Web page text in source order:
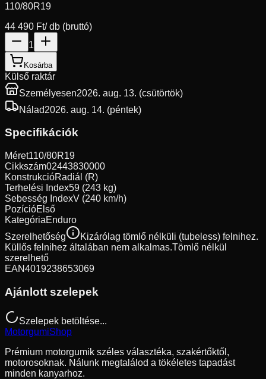
110/80R19
44 490 Ft/ db (bruttó)
1
Kosárba
Külső raktár
Személyesen2026. aug. 13. (csütörtök)
Nálad2026. aug. 14. (péntek)
Specifikációk
Méret110/80R19
Cikkszám02443830000
KonstrukcióRadiál (R)
Terhelési Index59 (243 kg)
Sebesség IndexV (240 km/h)
PozícióElső
KategóriaEnduro
Szerelhetőség
Kizárólag tömlő nélküli (tubeless) felnihez.
Küllős felnihez általában nem alkalmas.Tömlő nélkül
szerelhető
EAN4019238653069
Ajánlott szelepek
Szelepek betöltése...
MotorgumiShop
Prémium motorgumik széles választéka, szakértőktől,
motorosoknak. Nálunk megtalálod a tökéletes tapadást
minden kanyarhoz.